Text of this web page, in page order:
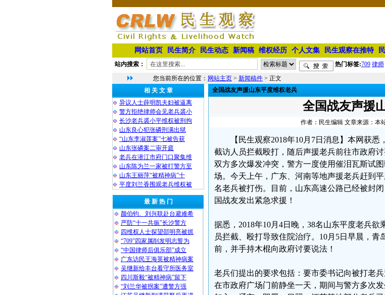
网站首页 民生简介 民生动态 新闻稿 维权经历 个人文集 民生观察在推特
站内搜索： 热门标签:709 律师
您当前所在的位置： 网站主页 > 新闻稿件 > 正文
相 关 文 章
异议人士薛明凯夫妇被逼离
警方拒绝律师会见老兵裘小
长沙老兵裘小平维权被刑拘
山东良心犯张磷刑满出狱
“山东李淑莲案”七被告获
山东张磷案二审开庭
老兵在潜江市府门口聚集维
山东陈为兰一家被打警方至
山东王丽萍“被精神病”十
平度刘兰香围观老兵维权被
最 新 热 门
颜伯钧、刘兴联赴台避难希
严防“十一共振”长沙警方
四维权人士探望邵明亮被抓
“709”四家属削发明志誓为
“中国律师后俱乐部”成立
广东访民王海英被精神病案
吴继新给丰台看守所医务室
四川斯毅“被精神病”留下
“刘兰华被拐案”遭警方强
全国战友声援山东平度维权老兵
全国战友声援
作者：民生编辑 文章来源：本
【民生观察2018年10月7日消息】本网获
截访人员拦截殴打，随后声援老兵前往市政府
双方多次爆发冲突，警方一度使用催泪瓦斯试
场。今天上午，广东、河南等地声援老兵赶到
名老兵被打伤。目前，山东高速公路已经被封
国战友发出紧急求援！
据悉，2018年10月4日晚，38名山东平度老兵
员拦截、殴打导致住院治疗。10月5日早晨，
前，并手持木棍向政府讨要说法！
老兵们提出的要求包括：要市委书记向被打老
在市政府广场门前静坐一天，期间与警方多次